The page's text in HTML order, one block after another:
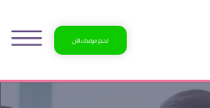
احجز موعدك الآن